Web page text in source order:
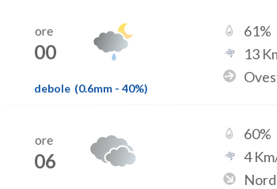
ore
00
debole (0.6mm - 40%)
61%
13
ore
06
60%
4